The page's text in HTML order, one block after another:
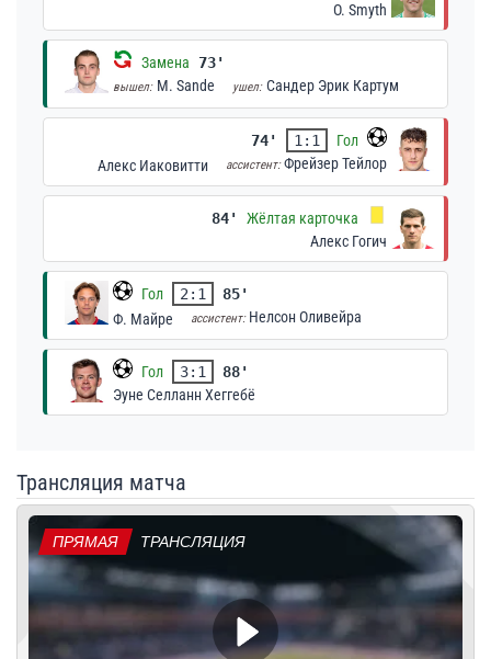
O. Smyth
Замена 73'
вышел: M. Sande ушел: Сандер Эрик Картум
74' 1:1
Гол
Алекс Иаковитти
ассистент:Фрейзер Тейлор
84'
Жёлтая карточка
Алекс Гогич
Гол 2:1
85'
Ф. Майре
ассистент: Нелсон Оливейра
Гол 3:1
88'
Эуне Селланн Хеггебё
Трансляция матча
ПРЯМАЯ ТРАНСЛЯЦИЯ